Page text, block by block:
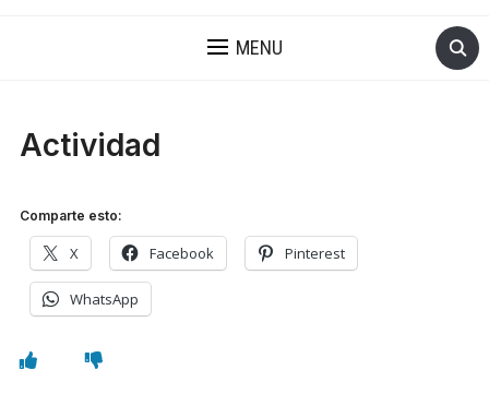
MENU
Actividad
Comparte esto:
X Facebook Pinterest
WhatsApp